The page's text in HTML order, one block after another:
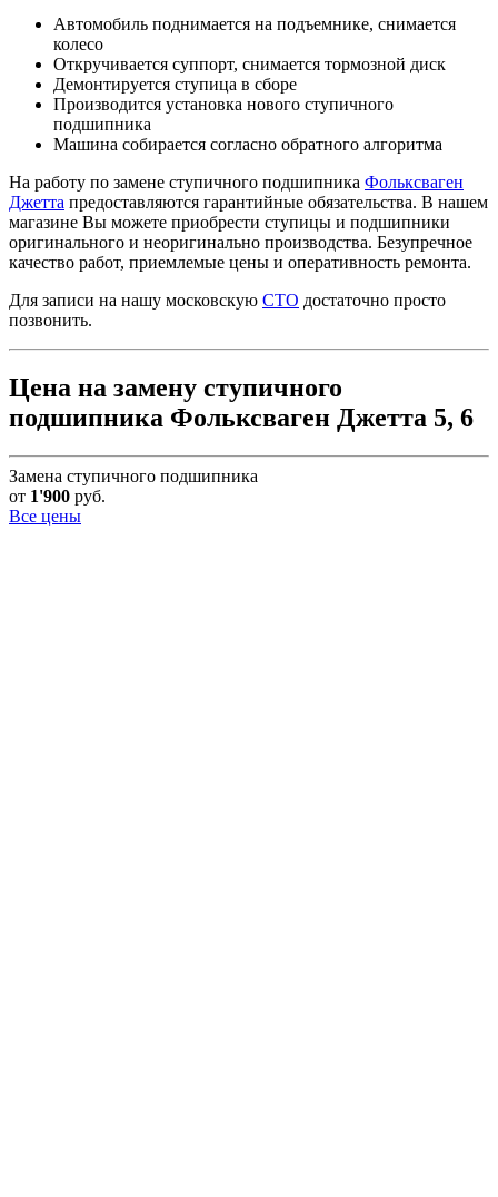
Автомобиль поднимается на подъемнике, снимается
колесо
Откручивается суппорт, снимается тормозной диск
Демонтируется ступица в сборе
Производится установка нового ступичного
подшипника
Машина собирается согласно обратного алгоритма
На работу по замене ступичного подшипника Фольксваген
Джетта предоставляются гарантийные обязательства. В нашем
магазине Вы можете приобрести ступицы и подшипники
оригинального и неоригинально производства. Безупречное
качество работ, приемлемые цены и оперативность ремонта.
Для записи на нашу московскую СТО достаточно просто
позвонить.
Цена на замену ступичного
подшипника Фольксваген Джетта 5, 6
Замена ступичного подшипника
от 1'900 руб.
Все цены